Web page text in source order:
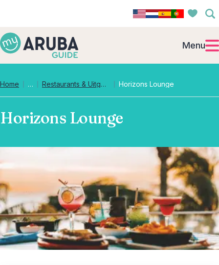
Menu
Home … Collapsed breadcrumb levels
Restaurants & Uitgaan Horizons Lounge
Horizons Lounge